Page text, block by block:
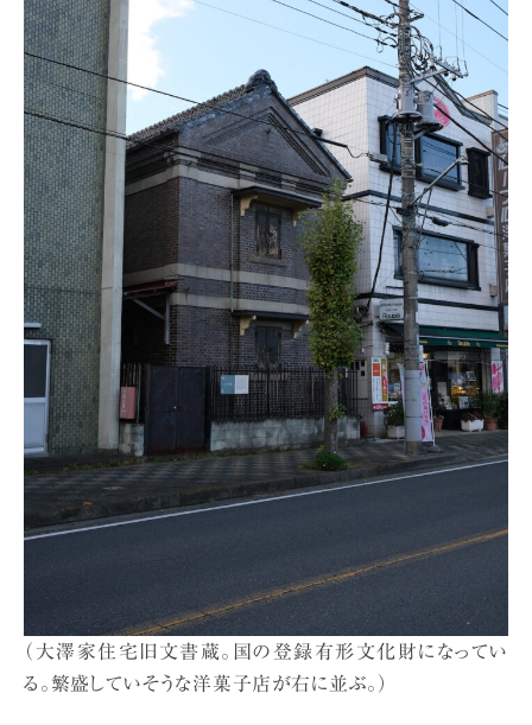
（大澤家住宅旧文書蔵。国の登録有形文化財になってい
る。繁盛していそうな洋菓子店が右に並ぶ。）